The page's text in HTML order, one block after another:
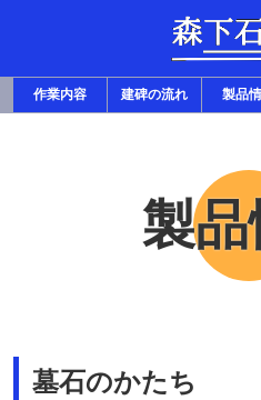
作業内容 建碑の流れ 製品
製品
墓石のかたち